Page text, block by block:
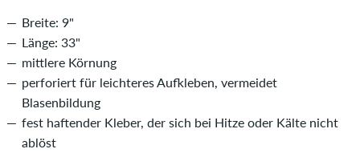
Breite: 9"
Länge: 33"
mittlere Körnung
perforiert für leichteres Aufkleben, vermeidet
Blasenbildung
fest haftender Kleber, der sich bei Hitze oder Kälte nicht
ablöst